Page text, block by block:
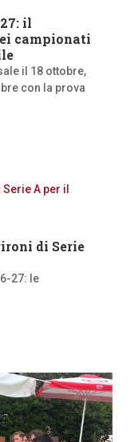
il
campionati
il 18 ottobre,
con la prova
di Serie
27: le